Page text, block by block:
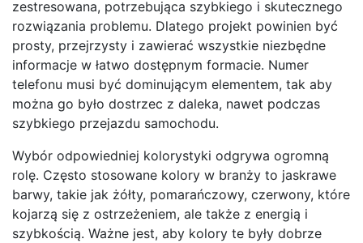
zestresowana, potrzebująca szybkiego i skutecznego
rozwiązania problemu. Dlatego projekt powinien być
prosty, przejrzysty i zawierać wszystkie niezbędne
informacje w łatwo dostępnym formacie. Numer
telefonu musi być dominującym elementem, tak aby
można go było dostrzec z daleka, nawet podczas
szybkiego przejazdu samochodu.
Wybór odpowiedniej kolorystyki odgrywa ogromną
rolę. Często stosowane kolory w branży to jaskrawe
barwy, takie jak żółty, pomarańczowy, czerwony, które
kojarzą się z ostrzeżeniem, ale także z energią i
szybkością. Ważne jest, aby kolory te były dobrze